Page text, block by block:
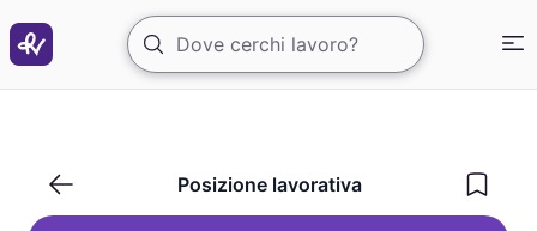
Sous chef per ristorante
Posizione lavorativa